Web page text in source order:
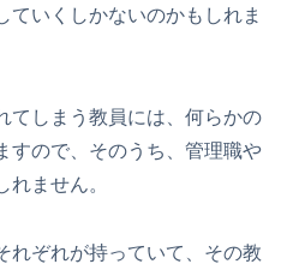
ていくしかないのかもしれま
しまう教員には、何らかの
すので、そのうち、管理職や
ません。
ぞれが持っていて、その教